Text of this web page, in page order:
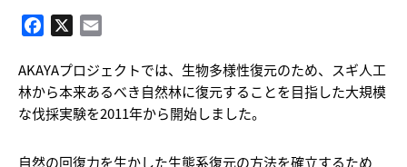
Facebook
AKAYAプロジェクトでは、生物多様性復元のため、スギ人工
林から本来あるべき自然林に復元することを目指した大規模
な伐採実験を2011年から開始しました。
自然の回復力を生かした生態系復元の方法を確立するため